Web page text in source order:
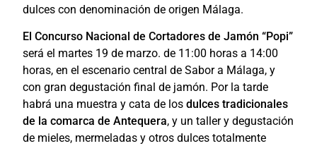
dulces con denominación de origen Málaga.
El Concurso Nacional de Cortadores de Jamón “Popi”
será el martes 19 de marzo. de 11:00 horas a 14:00
horas, en el escenario central de Sabor a Málaga, y
con gran degustación final de jamón. Por la tarde
habrá una muestra y cata de losdulces tradicionales
de la comarca de Antequera, y un taller y degustación
de mieles, mermeladas y otros dulces totalmente